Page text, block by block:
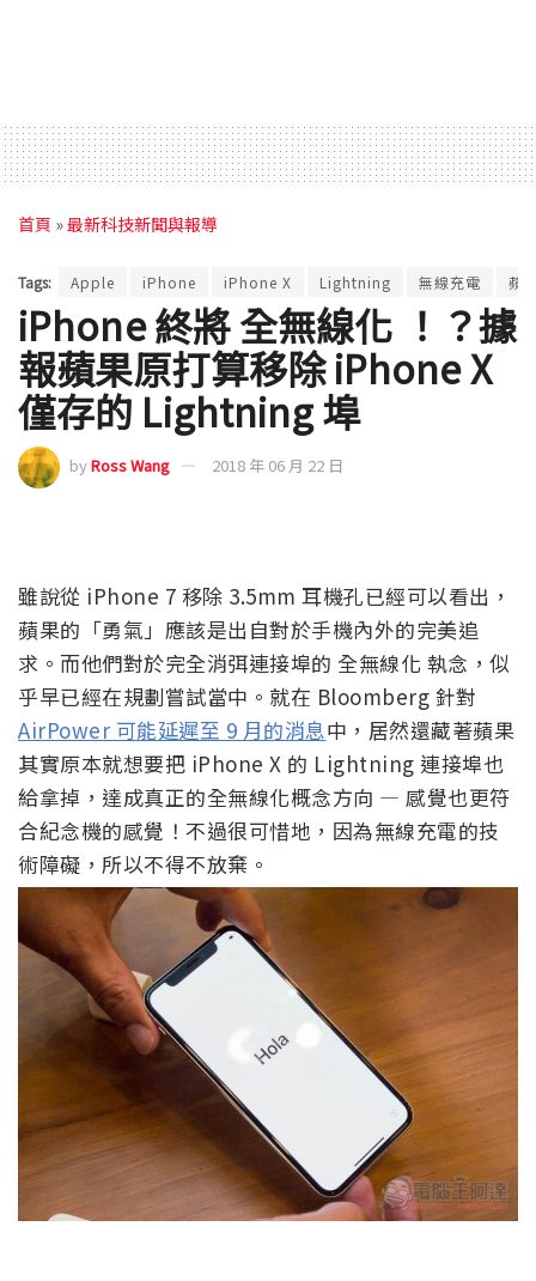
首頁 »最新科技新聞與報導
Tags: Apple iPhone iPhone X Lightning 無線充電 蘋
iPhone 終將 全無線化 ！？據
報蘋果原打算移除 iPhone X
僅存的 Lightning 埠
byRoss Wang 2018 年 06 月 22 日
雖說從 iPhone 7 移除 3.5mm 耳機孔已經可以看出，
蘋果的「勇氣」應該是出自對於手機內外的完美追
求。而他們對於完全消弭連接埠的 全無線化 執念，似
乎早已經在規劃嘗試當中。就在 Bloomberg 針對
AirPower 可能延遲至 9 月的消息中，居然還藏著蘋果
其實原本就想要把 iPhone X 的 Lightning 連接埠也
給拿掉，達成真正的全無線化概念方向 — 感覺也更符
合紀念機的感覺！不過很可惜地，因為無線充電的技
術障礙，所以不得不放棄。